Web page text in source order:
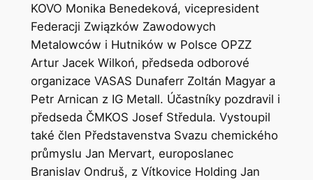
KOVO Monika Benedeková, vicepresident
Federacji Związków Zawodowych
Metalowców i Hutników w Polsce OPZZ
Artur Jacek Wilkoń, předseda odborové
organizace VASAS Dunaferr Zoltán Magyar a
Petr Arnican z IG Metall. Účastníky pozdravil i
předseda ČMKOS Josef Středula. Vystoupil
také člen Představenstva Svazu chemického
průmyslu Jan Mervart, europoslanec
Branislav Ondruš, z Vítkovice Holding Jan